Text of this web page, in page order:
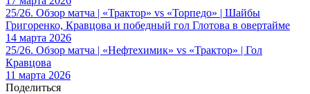
25/26. Обзор матча | «Трактор» vs «Торпедо» | Шайбы
Григоренко, Кравцова и победный гол Глотова в овертайме
14 марта 2026
25/26. Обзор матча | «Нефтехимик» vs «Трактор» | Гол
Кравцова
11 марта 2026
Поделиться